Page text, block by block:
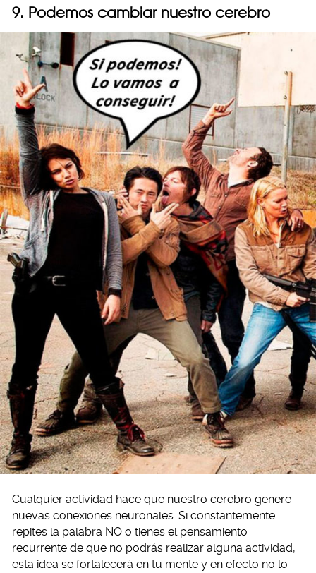
9. Podemos cambiar nuestro cerebro
Cualquier actividad hace que nuestro cerebro genere
nuevas conexiones neuronales. Si constantemente
repites la palabra NO o tienes el pensamiento
recurrente de que no podrás realizar alguna actividad,
esta idea se fortalecerá en tu mente y en efecto no lo